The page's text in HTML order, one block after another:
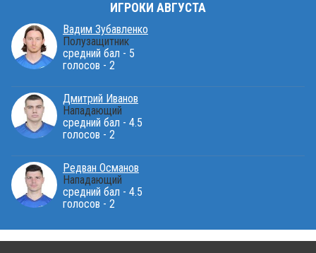
ИГРОКИ АВГУСТА
Вадим Зубавленко
Полузащитник
средний бал - 5
голосов - 2
Дмитрий Иванов
Нападающий
средний бал - 4.5
голосов - 2
Редван Османов
Нападающий
средний бал - 4.5
голосов - 2